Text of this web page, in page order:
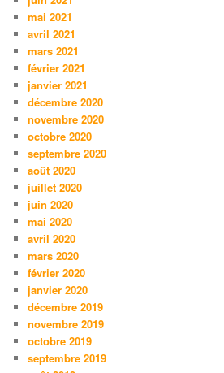
mai 2021
avril 2021
mars 2021
février 2021
janvier 2021
décembre 2020
novembre 2020
octobre 2020
septembre 2020
août 2020
juillet 2020
juin 2020
mai 2020
avril 2020
mars 2020
février 2020
janvier 2020
décembre 2019
novembre 2019
octobre 2019
septembre 2019